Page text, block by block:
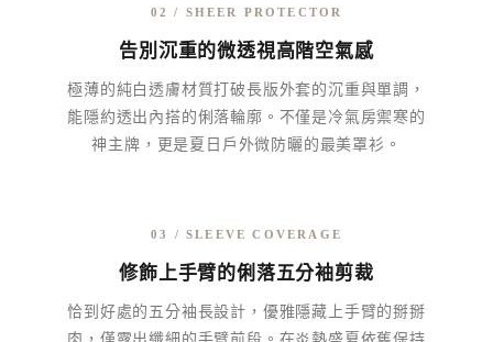
02 / SHEER PROTECTOR
告別沉重的微透視高階空氣感
極薄的純白透膚材質打破長版外套的沉重與單調，
能隱約透出內搭的俐落輪廓。不僅是冷氣房禦寒的
神主牌，更是夏日戶外微防曬的最美罩衫。
03 / SLEEVE COVERAGE
修飾上手臂的俐落五分袖剪裁
恰到好處的五分袖長設計，優雅隱藏上手臂的掰掰